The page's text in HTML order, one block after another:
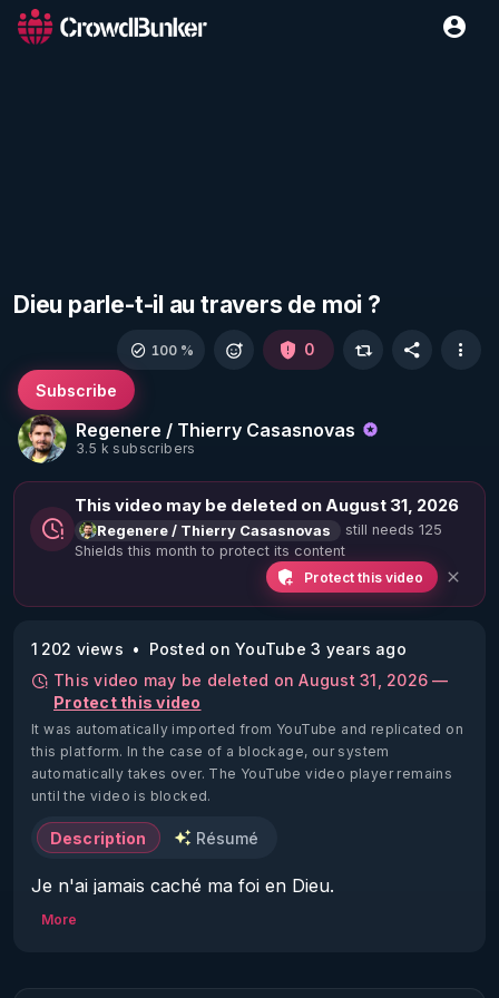
Dieu parle-t-il au travers de moi ?
Regenere / Thierry Casasnovas
3.5 k subscribers
Subscribe
100 % 0
This video may be deleted on August 31, 2026
Regenere / Thierry Casasnovas
still needs 125
Shields this month to protect its content
Protect this video
1 202 views
Posted on YouTube 3 years ago
This video may be deleted on August 31, 2026 —
Protect this video
It was automatically imported from YouTube and replicated on
this platform. In the case of a blockage, our system
automatically takes over. The YouTube video player remains
until the video is blocked.
Description Résumé
Je n'ai jamais caché ma foi en Dieu.
Malgré le fait que ma foi soit une partie
Mes partages à ce sujet sont relativement rares
More